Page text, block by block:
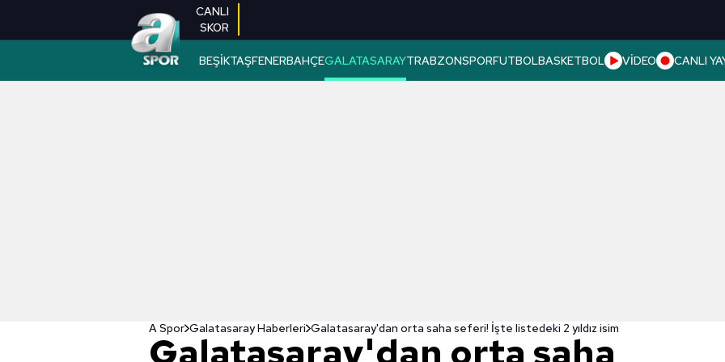
CANLI
SKOR
BEŞİKTAŞFENERBAHÇEGALATASARAYTRABZONSPORFUTBOLBASKETBOL VİDEO CANLI
A Spor Galatasaray Haberleri Galatasaray'dan orta saha seferi! İşte listedeki 2 yıldız isim
Galatasaray'dan orta saha